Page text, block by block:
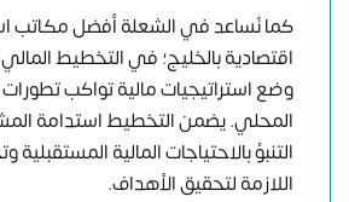
كما نُساعد في الشعلة أفضل مكاتب
اقتصادية بالخليج؛ في التخطيط
وضع استراتيجيات مالية تواكب
المحلي. يضمن التخطيط استدامة
التنبؤ بالاحتياجات المالية المستقبلية
اللازمة لتحقيق الأهداف.